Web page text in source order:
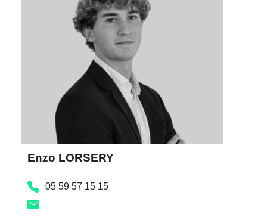
Enzo LORSERY
05 59 57 15 15